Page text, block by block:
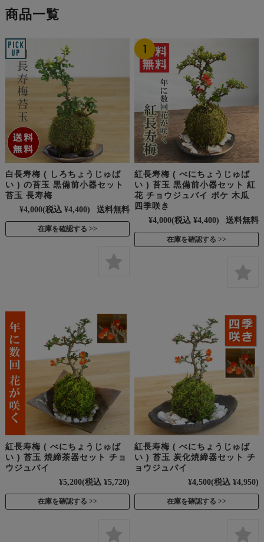
商品一覧
白長寿梅 ( しろちょうじゅば
い ) の苔玉 黒備前小器セット
苔玉 長寿梅
¥4,000(税込 ¥4,400) 送料無料
在庫を確認する
紅長寿梅 ( べにちょうじゅば
い ) 苔玉 黒備前小器セット 紅
花 チョウジュバイ ボケ 木瓜
四季咲き
¥4,000(税込 ¥4,400) 送料無料
在庫を確認する
紅長寿梅 ( べにちょうじゅば
い ) 苔玉 焼締茶器セット チョ
ウジュバイ
¥5,200(税込 ¥5,720)
在庫を確認する
紅長寿梅 ( べにちょうじゅば
い ) 苔玉 炭化焼締器セット チ
ョウジュバイ
¥4,500(税込 ¥4,950)
在庫を確認する